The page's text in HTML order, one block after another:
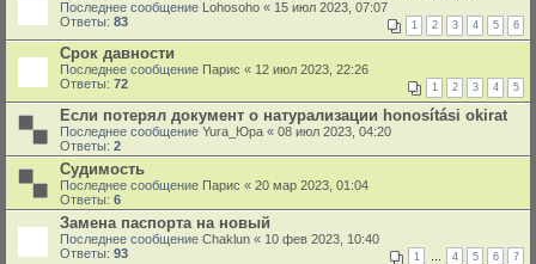
Последнее сообщение Lohosoho « 15 июл 2023, 07:07
Ответы: 83 1 2 3 4 5 6
Срок давности
Последнее сообщение Парис « 12 июл 2023, 22:26
Ответы: 72 1 2 3 4 5
Если потерял документ о натурализации honosítási okirat
Последнее сообщение Yura_Юра « 08 июл 2023, 04:20
Ответы: 2
Судимость
Последнее сообщение Парис « 20 мар 2023, 01:04
Ответы: 6
Замена паспорта на новый
Последнее сообщение Chaklun « 10 фев 2023, 10:40
Ответы: 93 1 … 4 5 6 7